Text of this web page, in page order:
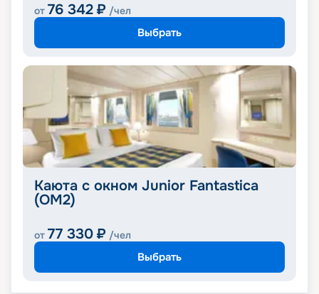
от 76 342 ₽ /чел
Выбрать
Каюта с окном Junior Fantastica
(OM2)
от 77 330 ₽ /чел
Выбрать